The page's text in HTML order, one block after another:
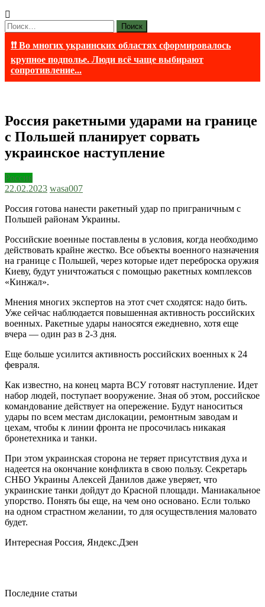
Найти:
❗❗ Во многих украинских областях сформировалось
крупное подполье. Люди всё чаще выбирают
сопротивление...
Россия ракетными ударами на границе
с Польшей планирует сорвать
украинское наступление
Россия
22.02.2023 wasa007
Россия готова нанести ракетный удар по приграничным с
Польшей районам Украины.
Российские военные поставлены в условия, когда необходимо
действовать крайне жестко. Все объекты военного назначения
на границе с Польшей, через которые идет переброска оружия
Киеву, будут уничтожаться с помощью ракетных комплексов
«Кинжал».
Мнения многих экспертов на этот счет сходятся: надо бить.
Уже сейчас наблюдается повышенная активность российских
военных. Ракетные удары наносятся ежедневно, хотя еще
вчера — один раз в 2-3 дня.
Еще больше усилится активность российских военных к 24
февраля.
Как известно, на конец марта ВСУ готовят наступление. Идет
набор людей, поступает вооружение. Зная об этом, российское
командование действует на опережение. Будут наноситься
удары по всем местам дислокации, ремонтным заводам и
цехам, чтобы к линии фронта не просочилась никакая
бронетехника и танки.
При этом украинская сторона не теряет присутствия духа и
надеется на окончание конфликта в свою пользу. Секретарь
СНБО Украины Алексей Данилов даже уверяет, что
украинские танки дойдут до Красной площади. Маниакальное
упорство. Понять бы еще, на чем оно основано. Если только
на одном страстном желании, то для осуществления маловато
будет.
Интересная Россия, Яндекс.Дзен
Последние статьи